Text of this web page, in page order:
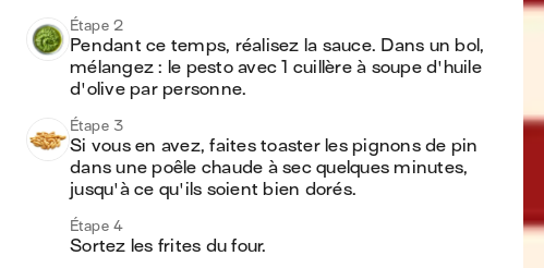
Étape 2
Pendant ce temps, réalisez la sauce. Dans un bol,
mélangez : le pesto avec 1 cuillère à soupe d'huile
d'olive par personne.
Étape 3
Si vous en avez, faites toaster les pignons de pin
dans une poêle chaude à sec quelques minutes,
jusqu'à ce qu'ils soient bien dorés.
Étape 4
Sortez les frites du four.